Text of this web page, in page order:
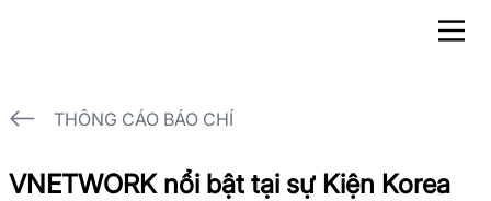
THÔNG CÁO BÁO CHÍ
VNETWORK nổi bật tại sự Kiện Korea